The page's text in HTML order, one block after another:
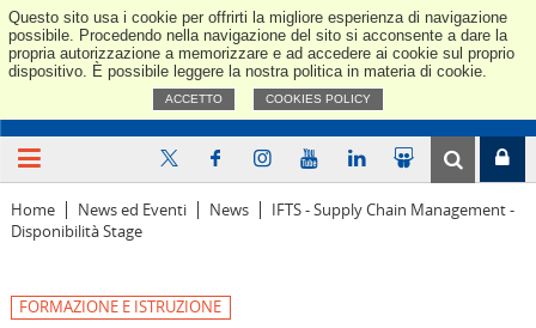
Questo sito usa i cookie per offrirti la migliore esperienza di navigazione
possibile. Procedendo nella navigazione del sito si acconsente a dare la
propria autorizzazione a memorizzare e ad accedere ai cookie sul proprio
dispositivo. È possibile leggere la nostra politica in materia di cookie.
ACCETTO COOKIES POLICY
Home News ed Eventi News
IFTS - Supply Chain Management -
Disponibilità Stage
FORMAZIONE E ISTRUZIONE